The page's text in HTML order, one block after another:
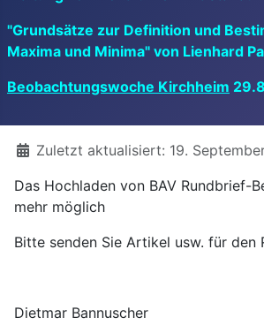
"Grundsätze zur Definition und
Maxima und Minima" von Lienhard
Beobachtungswoche Kirchheim
DetailsZuletzt aktualisiert: 19.
Das Hochladen von BAV Rundbrief-
mehr möglich
Bitte senden Sie Artikel usw. für den
Dietmar Bannuscher